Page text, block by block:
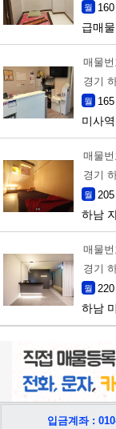
월 160
급매
매물
경기
월 165
미사
매물
경기
월 205
하남
매물
경기
월 220
하남
입금계좌 :